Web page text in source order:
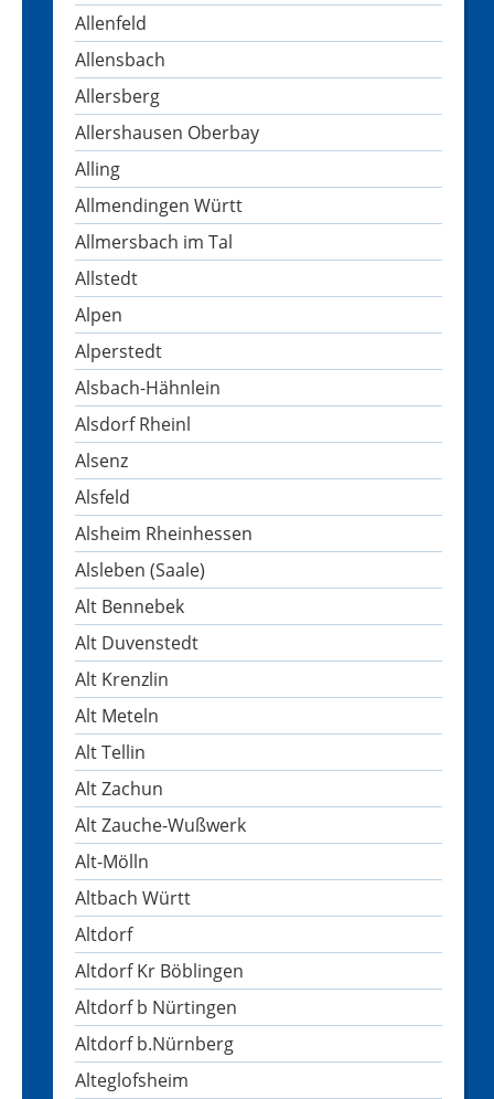
Allenfeld
Allensbach
Allersberg
Allershausen Oberbay
Alling
Allmendingen Württ
Allmersbach im Tal
Allstedt
Alpen
Alperstedt
Alsbach-Hähnlein
Alsdorf Rheinl
Alsenz
Alsfeld
Alsheim Rheinhessen
Alsleben (Saale)
Alt Bennebek
Alt Duvenstedt
Alt Krenzlin
Alt Meteln
Alt Tellin
Alt Zachun
Alt Zauche-Wußwerk
Alt-Mölln
Altbach Württ
Altdorf
Altdorf Kr Böblingen
Altdorf b Nürtingen
Altdorf b.Nürnberg
Alteglofsheim